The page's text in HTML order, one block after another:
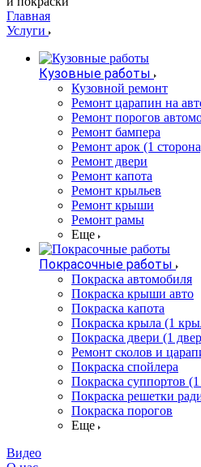
Главная
Услуги
Кузовные работы
Кузовной ремонт
Ремонт царапин на
Ремонт порогов
Ремонт бампера
Ремонт арок (1
Ремонт двери
Ремонт капота
Ремонт крыльев
Ремонт крыши
Ремонт рамы
Еще
Покрасочные работы
Покраска автомобиля
Покраска крыши авто
Покраска капота
Покраска крыла (1
Покраска двери (1
Ремонт сколов и
Покраска спойлера
Покраска суппортов
Покраска решетки
Покраска порогов
Еще
Видео